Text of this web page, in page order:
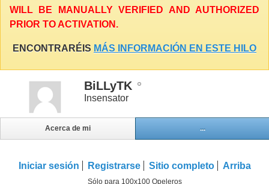
WILL BE MANUALLY VERIFIED AND AUTHORIZED
PRIOR TO ACTIVATION.
ENCONTRARÉIS MÁS INFORMACIÓN EN ESTE HILO
BiLLyTK
Insensator
Acerca de mi ...
Iniciar sesión Registrarse Sitio completo Arriba
Sólo para 100x100 Opeleros